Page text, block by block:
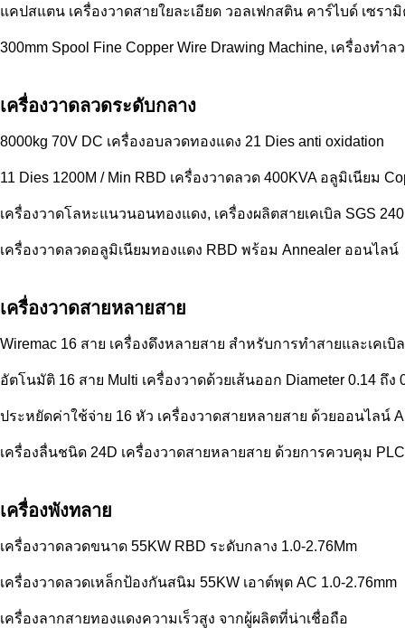
แคปสแตน เครื่องวาดสายใยละเอียด วอลเฟกสติน คาร์ไบด์ เซร
300mm Spool Fine Copper Wire Drawing Machine, เครื่องทำ
เครื่องวาดลวดระดับกลาง
8000kg 70V DC เครื่องอบลวดทองแดง 21 Dies anti oxidation
11 Dies 1200M / Min RBD เครื่องวาดลวด 400KVA อลูมิเนียม
เครื่องวาดโลหะแนวนอนทองแดง, เครื่องผลิตสายเคเบิล SGS
เครื่องวาดลวดอลูมิเนียมทองแดง RBD พร้อม Annealer ออนไลน์
เครื่องวาดสายหลายสาย
Wiremac 16 สาย เครื่องดึงหลายสาย สําหรับการทําสายและเคเบิล
อัตโนมัติ 16 สาย Multi เครื่องวาดด้วยเส้นออก Diameter 0.14 ถึง
ประหยัดค่าใช้จ่าย 16 หัว เครื่องวาดสายหลายสาย ด้วยออนไลน์
เครื่องลื่นชนิด 24D เครื่องวาดสายหลายสาย ด้วยการควบคุม PLC
เครื่องพังทลาย
เครื่องวาดลวดขนาด 55KW RBD ระดับกลาง 1.0-2.76Mm
เครื่องวาดลวดเหล็กป้องกันสนิม 55KW เอาต์พุต AC 1.0-2.76mm
เครื่องลากสายทองแดงความเร็วสูง จากผู้ผลิตที่น่าเชื่อถือ